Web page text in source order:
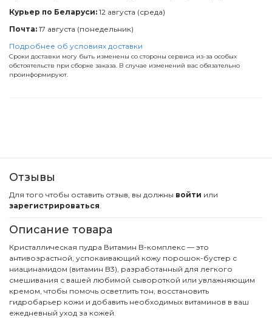
Курьер по Беларуси: 12 августа (среда)
Почта: 17 августа (понедельник)
Подробнее об условиях доставки
Сроки доставки могу быть изменены со стороны сервиса из-за особых
обстоятельств при сборке заказа. В случае изменений вас обязательно
проинформируют.
Отзывы
Для того чтобы оставить отзыв, вы должны войти или
зарегистрироваться.
Описание товара
Кристаллическая пудра Витамин B-комплекс — это
антивозрастной, успокаивающий кожу порошок-бустер с
ниацинамидом (витамин B3), разработанный для легкого
смешивания с вашей любимой сывороткой или увлажняющим
кремом, чтобы помочь осветлить тон, восстановить
гидробарьер кожи и добавить необходимых витаминов в ваш
ежедневный уход за кожей.